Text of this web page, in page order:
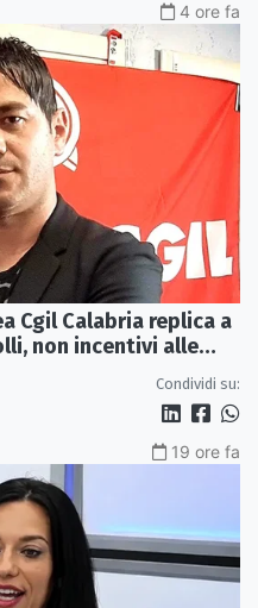
4 ore fa
Cgil Calabria replica a
non incentivi alle
Condividi su:
19 ore fa